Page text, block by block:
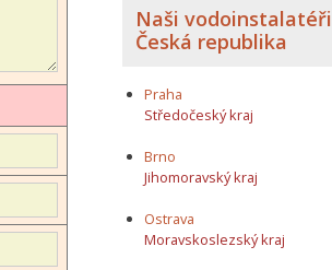
Naši vodoinstalatéři
Česká republika
Praha
Středočeský kraj
Brno
Jihomoravský kraj
Ostrava
Moravskoslezský kraj